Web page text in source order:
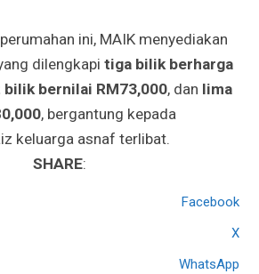
ini, MAIK menyediakan
dilengkapi tiga bilik berharga
bilik bernilai RM73,000, dan lima
, bergantung kepada
keluarga asnaf terlibat.
SHARE:
Facebook
X
WhatsApp